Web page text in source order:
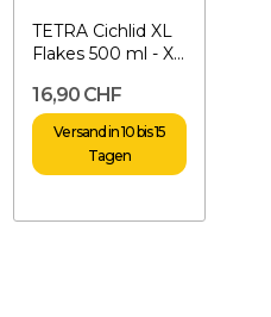
TETRA Cichlid XL
Flakes 500 ml - XL
16,90 CHF
Versand in 10 bis 15
Tagen